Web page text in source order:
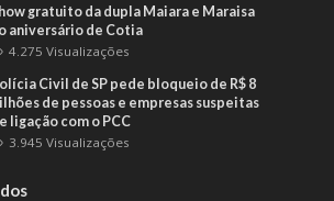
gratuito da dupla Maiara e Maraisa
aniversário de Cotia
4.275 Visualizações
Civil de SP pede bloqueio de R$ 8
de pessoas e empresas suspeitas
ligação com o PCC
3.945 Visualizações